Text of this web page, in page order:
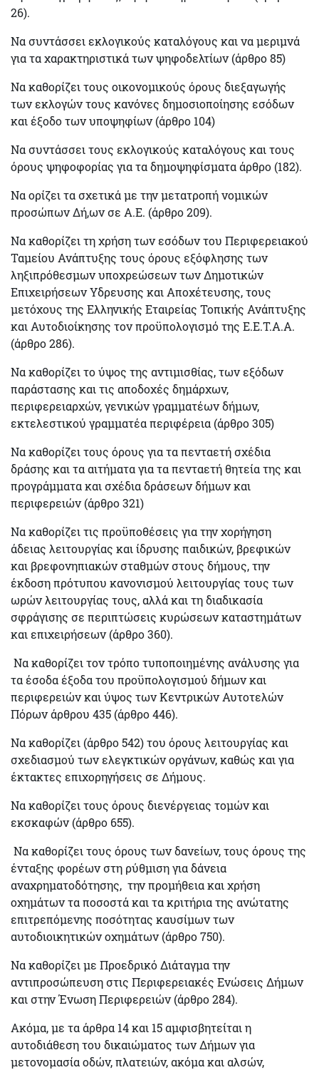
26).
Να συντάσσειεκλογικούς καταλόγους και να μεριμνά
για τα χαρακτηριστικά των ψηφοδελτίων (άρθρο 85)
Να καθορίζει τους οικονομικούς όρους διεξαγωγής
των εκλογών τους κανόνες δημοσιοποίησης εσόδων
και έξοδο των υποψηφίων (άρθρο 104)
Να συντάσσει τους εκλογικούς καταλόγους και τους
όρους ψηφοφορίας για τα δημοψηφίσματα άρθρο (182).
Να ορίζει τα σχετικά με την μετατροπή νομικών
προσώπων Δή,ων σε Α.Ε. (άρθρο 209).
Να καθορίζει τηχρήση των εσόδωντου Περιφερειακού
Ταμείου Ανάπτυξης τους όρους εξόφλησης των
ληξιπρόθεσμων υποχρεώσεων των Δημοτικών
Επιχειρήσεων Υδρευσης και Αποχέτευσης, τους
μετόχους της Ελληνικής Εταιρείας Τοπικής Ανάπτυξης
και Αυτοδιοίκησης τον προϋπολογισμό της Ε.Ε.Τ.Α.Α.
(άρθρο 286).
Να καθορίζει τούψος της αντιμισθίας, των εξόδων
παράστασης και τις αποδοχές δημάρχων,
περιφερειαρχών, γενικών γραμματέων δήμων,
εκτελεστικού γραμματέα περιφέρεια (άρθρο 305)
Να καθορίζει τους όρους για ταπενταετή σχέδια
δράσης και τα αιτήματα για τα πενταετή θητεία της και
προγράμματα και σχέδια δράσεων δήμων και
περιφερειών (άρθρο 321)
Να καθορίζει τις προϋποθέσεις για την χορήγηση
άδειας λειτουργίας και ίδρυσης παιδικών, βρεφικών
και βρεφονηπιακών σταθμών στους δήμους, την
έκδοση πρότυπου κανονισμού λειτουργίας τους των
ωρών λειτουργίας τους, αλλά και τη διαδικασία
σφράγισης σε περιπτώσεις κυρώσεων καταστημάτων
και επιχειρήσεων (άρθρο 360).
Να καθορίζει τον τρόπο τυποποιημένης ανάλυσης για
τα έσοδα έξοδα του προϋπολογισμού δήμων και
περιφερειών καιύψος των Κεντρικών Αυτοτελών
Πόρωνάρθρου 435 (άρθρο 446).
Να καθορίζει (άρθρο 542) του όρους λειτουργίας και
σχεδιασμού των ελεγκτικών οργάνων, καθώς και για
έκτακτες επιχορηγήσεις σε Δήμους.
Να καθορίζει τους όρους διενέργειας τομών και
εκσκαφών (άρθρο 655).
Να καθορίζει τους όρους των δανείων, τους όρους της
ένταξης φορέων στη ρύθμιση για δάνεια
αναχρηματοδότησης, την προμήθεια και χρήση
οχημάτων τα ποσοστά και τα κριτήρια της ανώτατης
επιτρεπόμενης ποσότητας καυσίμων των
αυτοδιοικητικών οχημάτων (άρθρο 750).
Να καθορίζει με Προεδρικό Διάταγμα την
αντιπροσώπευση στις Περιφερειακές Ενώσεις Δήμων
και στην Ένωση Περιφερειών (άρθρο 284).
Ακόμα, με τα άρθρα 14 και 15αμφισβητείταιη
αυτοδιάθεση του δικαιώματος των Δήμων για
μετονομασίαοδών, πλατειών, ακόμα και αλσών,